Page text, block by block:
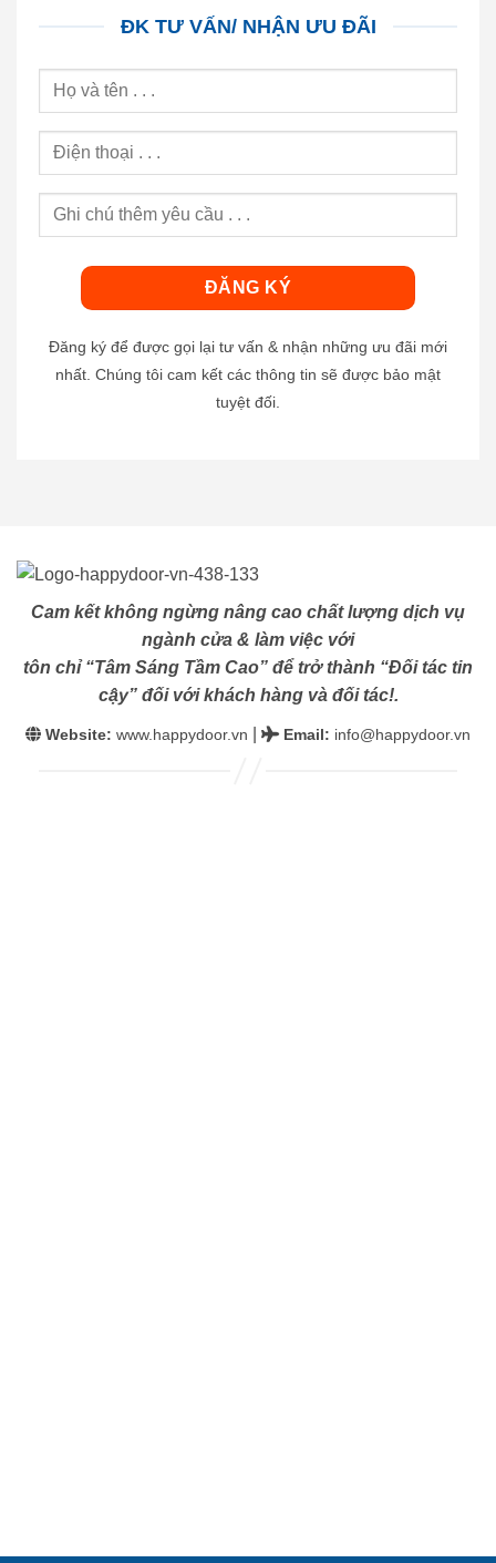
ĐK TƯ VẤN/ NHẬN ƯU ĐÃI
Đăng ký để được gọi lại tư vấn & nhận những ưu đãi mới
nhất. Chúng tôi cam kết các thông tin sẽ được bảo mật
tuyệt đối.
Cam kết không ngừng nâng cao chất lượng dịch vụ
ngành cửa & làm việc với
tôn chỉ “Tâm Sáng Tầm Cao” để trở thành “Đối tác tin
cậy” đối với khách hàng và đối tác!.
Website: www.happydoor.vn Email: info@happydoor.vn